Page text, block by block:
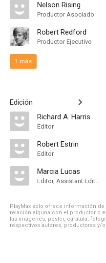
Nelson Rising
Productor Asociado
Robert Redford
Productor Ejecutivo
1 más
Edición
Richard A. Harris
Editor
Robert Estrin
Editor
Marcia Lucas
Editor, Assistant Editor
PlayMax solo ofrece información
relación alguna con el productor o
las imágenes, póster, carátula,
respectivos autores, productoras y/